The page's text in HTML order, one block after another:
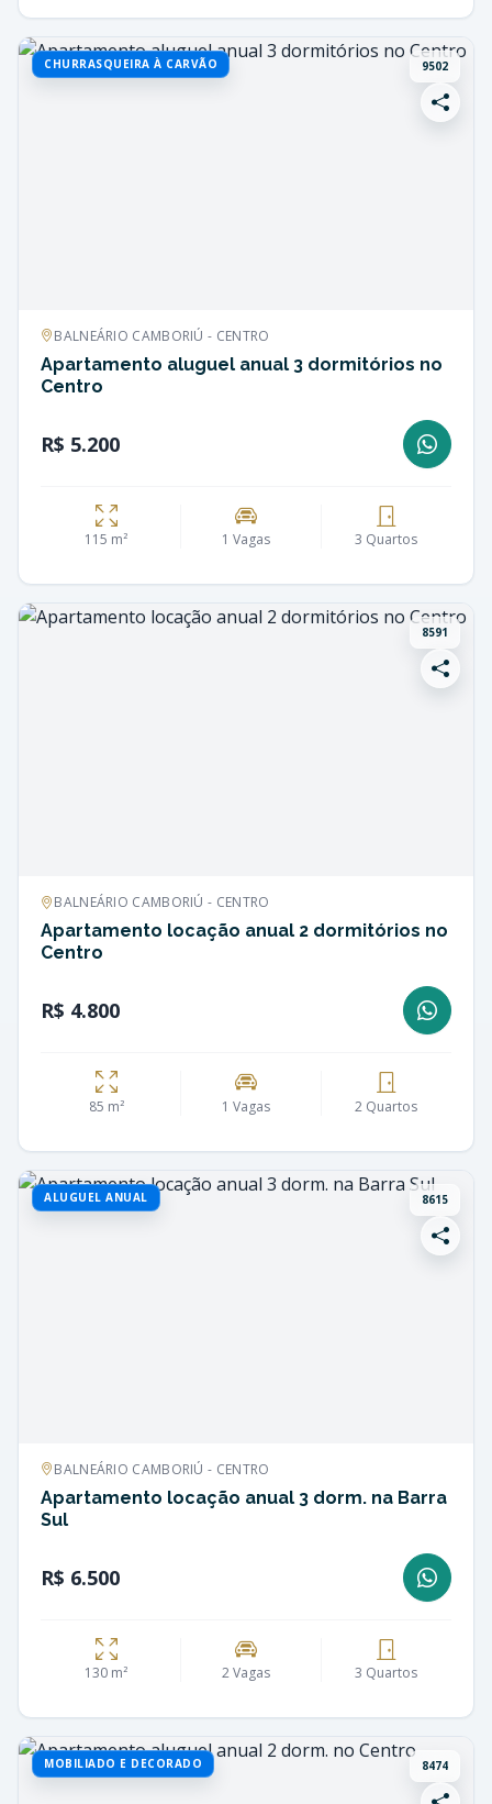
CHURRASQUEIRA À CARVÃO 9502
BALNEÁRIO CAMBORIÚ - CENTRO
Apartamento aluguel anual 3 dormitórios no
Centro
R$ 5.200
115 m² 1 Vagas 3 Quartos
8591
BALNEÁRIO CAMBORIÚ - CENTRO
Apartamento locação anual 2 dormitórios no
Centro
R$ 4.800
85 m² 1 Vagas 2 Quartos
ALUGUEL ANUAL 8615
BALNEÁRIO CAMBORIÚ - CENTRO
Apartamento locação anual 3 dorm. na Barra
Sul
R$ 6.500
130 m² 2 Vagas 3 Quartos
MOBILIADO E DECORADO 8474